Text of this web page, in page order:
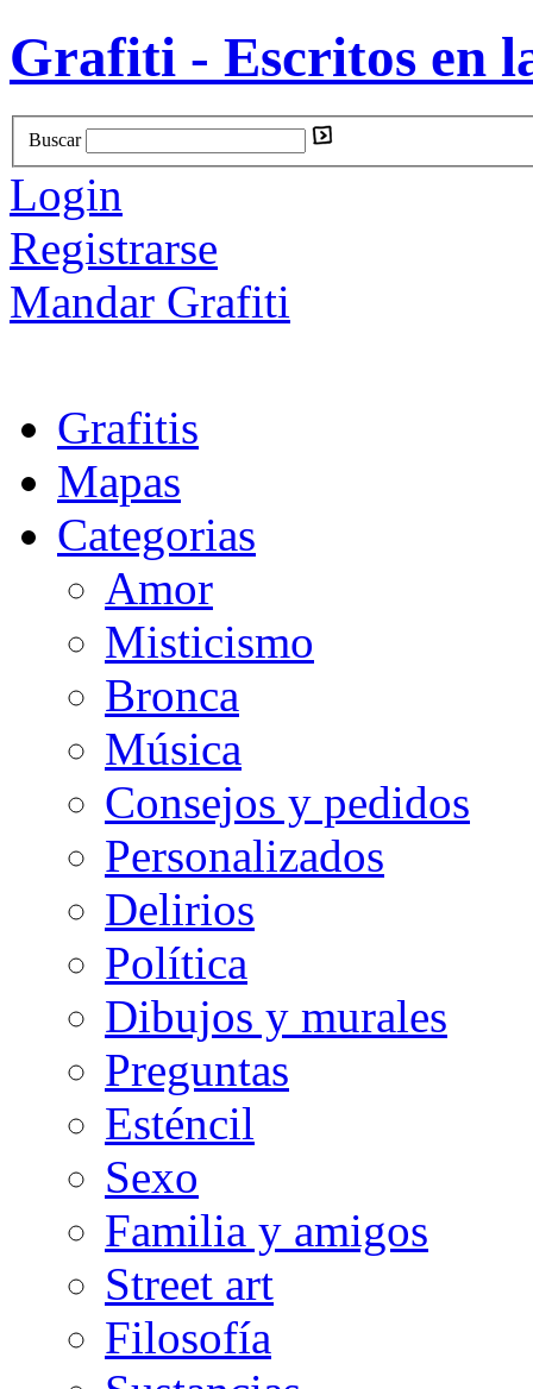
Grafiti - Escritos en
Buscar
Login
Registrarse
Mandar Grafiti
Grafitis
Mapas
Categorias
Amor
Misticismo
Bronca
Música
Consejos y pedidos
Personalizados
Delirios
Política
Dibujos y murales
Preguntas
Esténcil
Sexo
Familia y amigos
Street art
Filosofía